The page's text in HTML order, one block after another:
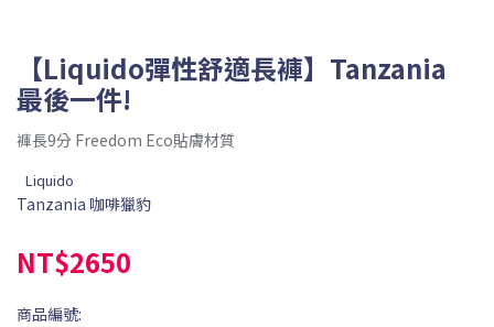
【Liquido彈性舒適長褲】Tanzania
最後一件!
褲長9分 Freedom Eco貼膚材質
Liquido
Tanzania 咖啡獵豹
NT$2650
商品編號: